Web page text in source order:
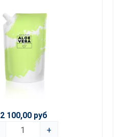
2 100,00 руб
+